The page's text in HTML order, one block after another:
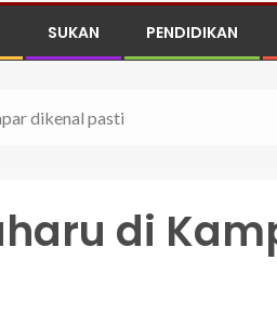
SUKAN PENDIDIKAN
dikenal pasti
di